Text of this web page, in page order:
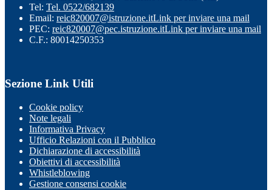
Tel: Tel. 0522/682139
Email: reic820007@istruzione.itLink per inviare una mail
PEC: reic820007@pec.istruzione.itLink per inviare una mail
C.F.: 80014250353
Sezione Link Utili
Cookie policy
Note legali
Informativa Privacy
Ufficio Relazioni con il Pubblico
Dichiarazione di accessibilità
Obiettivi di accessibilità
Whistleblowing
Gestione consensi cookie